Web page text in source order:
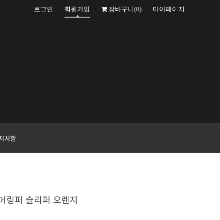
로그인
회원가입
장바구니(0) 마이페이지
사항
링퍼 슬리퍼 오렌지